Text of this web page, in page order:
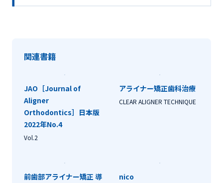
関連書籍
JAO［Journal of
Aligner
Orthodontics］日本版
2022年No.4
Vol.2
アライナー矯正歯科治療
CLEAR ALIGNER TECHNIQUE
前歯部アライナー矯正 導
nico